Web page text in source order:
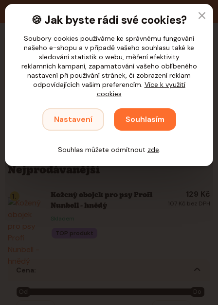
CZK
Venčení Obojky Kožené
Kožené
Nejprodávanější
1.
Kožený obojek pro psy Profi
Nunbell - hnědý
Skladem
TOP produkt
129 Kč
107 Kč bez DPH
Cena:
Od Do
🍪 Jak byste rádi své cookies?
Soubory cookies používáme ke správnému fungování
našeho e-shopu a v případě vašeho souhlasu také ke
sledování statistik o webu, měření efektivity
reklamních kampaní, zapamatování vašeho oblíbeného
nastavení při používání stránek, či zobrazení reklam
odpovídajících vašim preferencím. Více k využití
cookies
Nastavení Souhlasím
Souhlas můžete odmítnout zde.